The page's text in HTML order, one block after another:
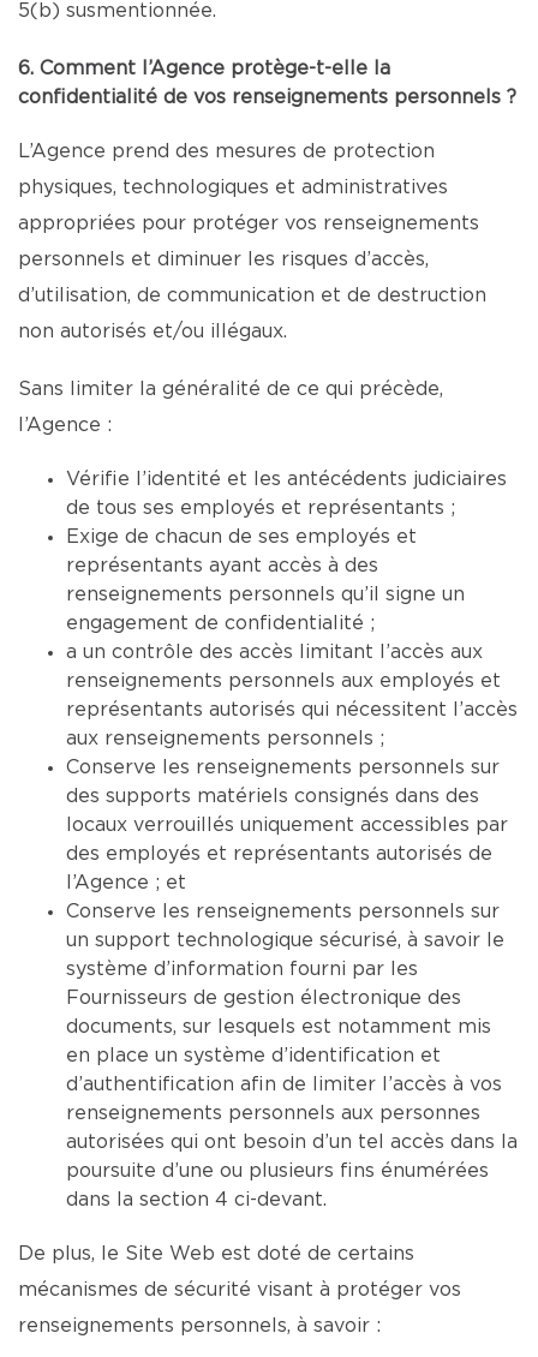
5(b) susmentionnée.
6. Comment l’Agence protège-t-elle la
confidentialité de vos renseignements personnels ?
L’Agence prend des mesures de protection
physiques, technologiques et administratives
appropriées pour protéger vos renseignements
personnels et diminuer les risques d’accès,
d’utilisation, de communication et de destruction
non autorisés et/ou illégaux.
Sans limiter la généralité de ce qui précède,
l’Agence :
Vérifie l’identité et les antécédents judiciaires
de tous ses employés et représentants ;
Exige de chacun de ses employés et
représentants ayant accès à des
renseignements personnels qu’il signe un
engagement de confidentialité ;
a un contrôle des accès limitant l’accès aux
renseignements personnels aux employés et
représentants autorisés qui nécessitent l’accès
aux renseignements personnels ;
Conserve les renseignements personnels sur
des supports matériels consignés dans des
locaux verrouillés uniquement accessibles par
des employés et représentants autorisés de
l’Agence ; et
Conserve les renseignements personnels sur
un support technologique sécurisé, à savoir le
système d’information fourni par les
Fournisseurs de gestion électronique des
documents, sur lesquels est notamment mis
en place un système d’identification et
d’authentification afin de limiter l’accès à vos
renseignements personnels aux personnes
autorisées qui ont besoin d’un tel accès dans la
poursuite d’une ou plusieurs fins énumérées
dans la section 4 ci-devant.
De plus, le Site Web est doté de certains
mécanismes de sécurité visant à protéger vos
renseignements personnels, à savoir :